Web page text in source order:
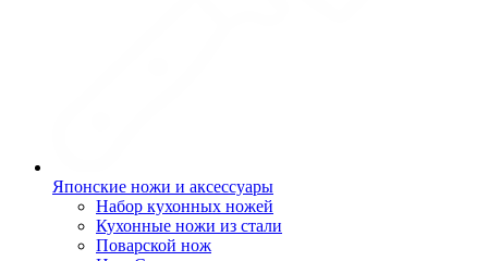
Японские ножи и аксессуары
Набор кухонных ножей
Кухонные ножи из стали
Поварской нож